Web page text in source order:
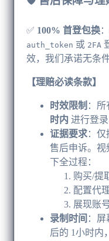
✅ ​ 100% 首登包换
auth_token 或 2FA
效，我们承诺无条
【理赔必读条款】
时效限制 ：
时内 进行登录
证据要求：
售后申诉。视
下全过程：
购买/提
配置代
展现账
录制时间 ：
后的 1小时内